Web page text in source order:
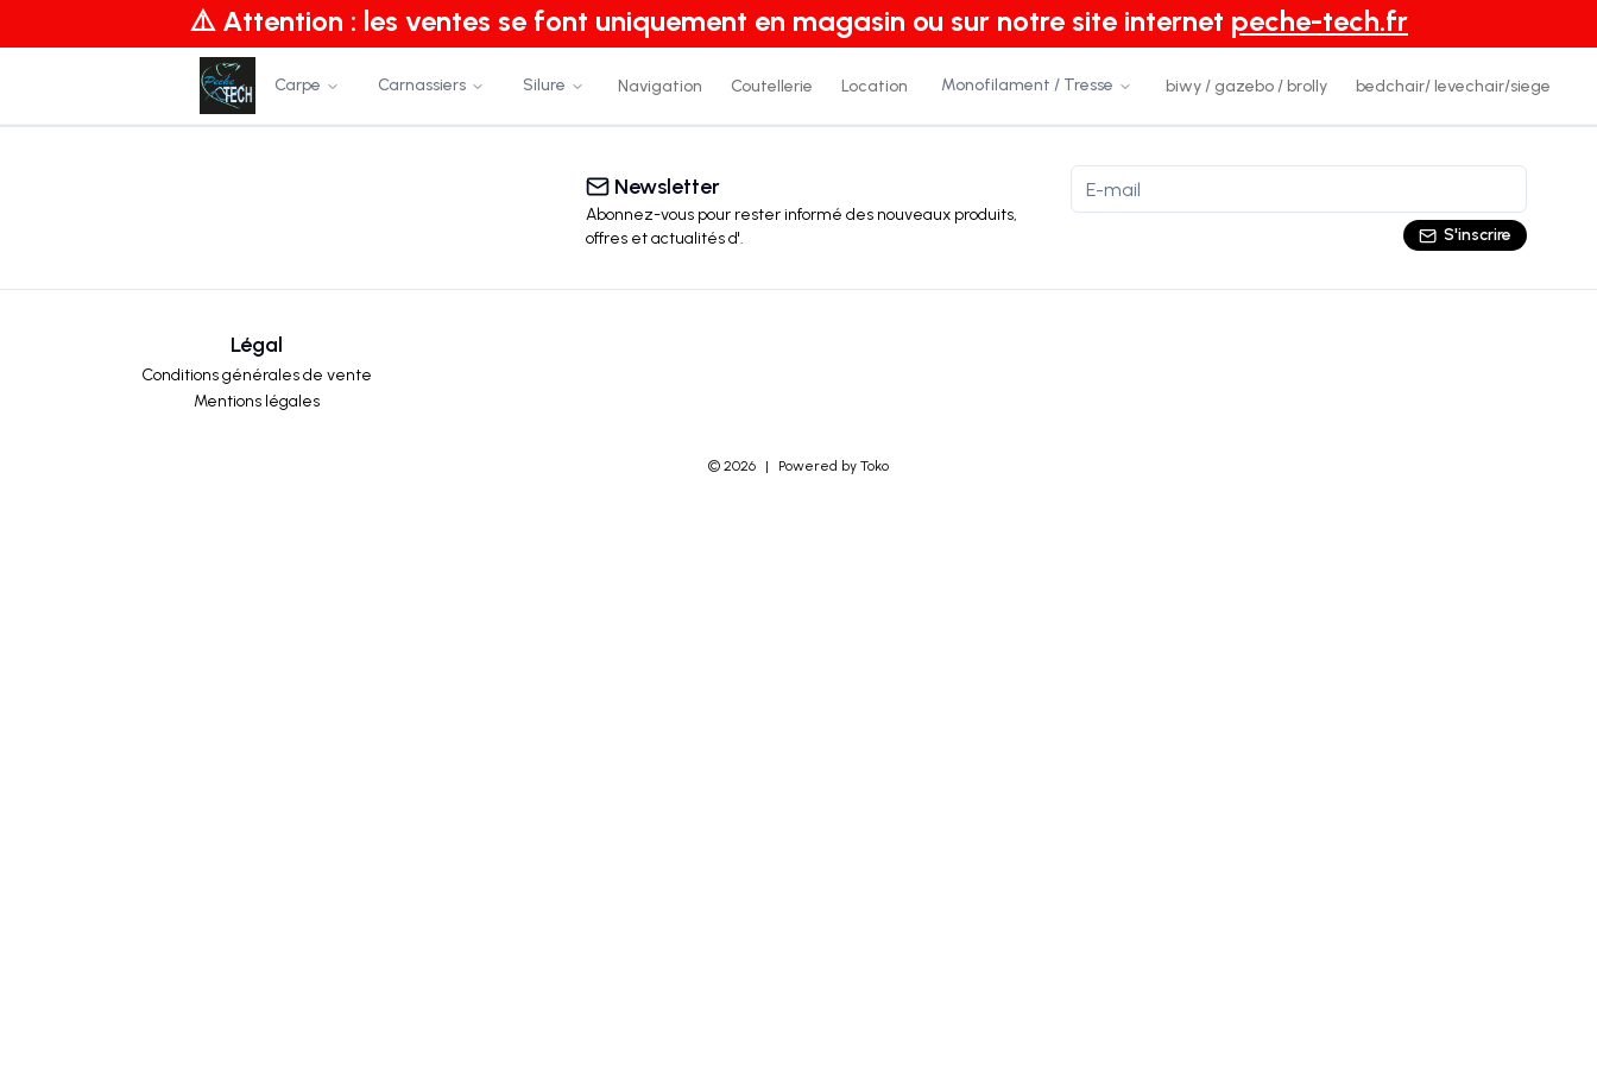
⚠️ Attention : les ventes se font uniquement en magasin ou sur notre site internet peche-tech.fr
Carpe Carnassiers Silure Navigation Coutellerie Location Monofilament / Tresse biwy / gazebo / brolly bedchair/ levechair/siege
Newsletter
Abonnez-vous pour rester informé des nouveaux produits,
offres et actualitésd'. S'inscrire
Légal
Conditions générales de vente
Mentions légales
© 2026 | Powered by Toko